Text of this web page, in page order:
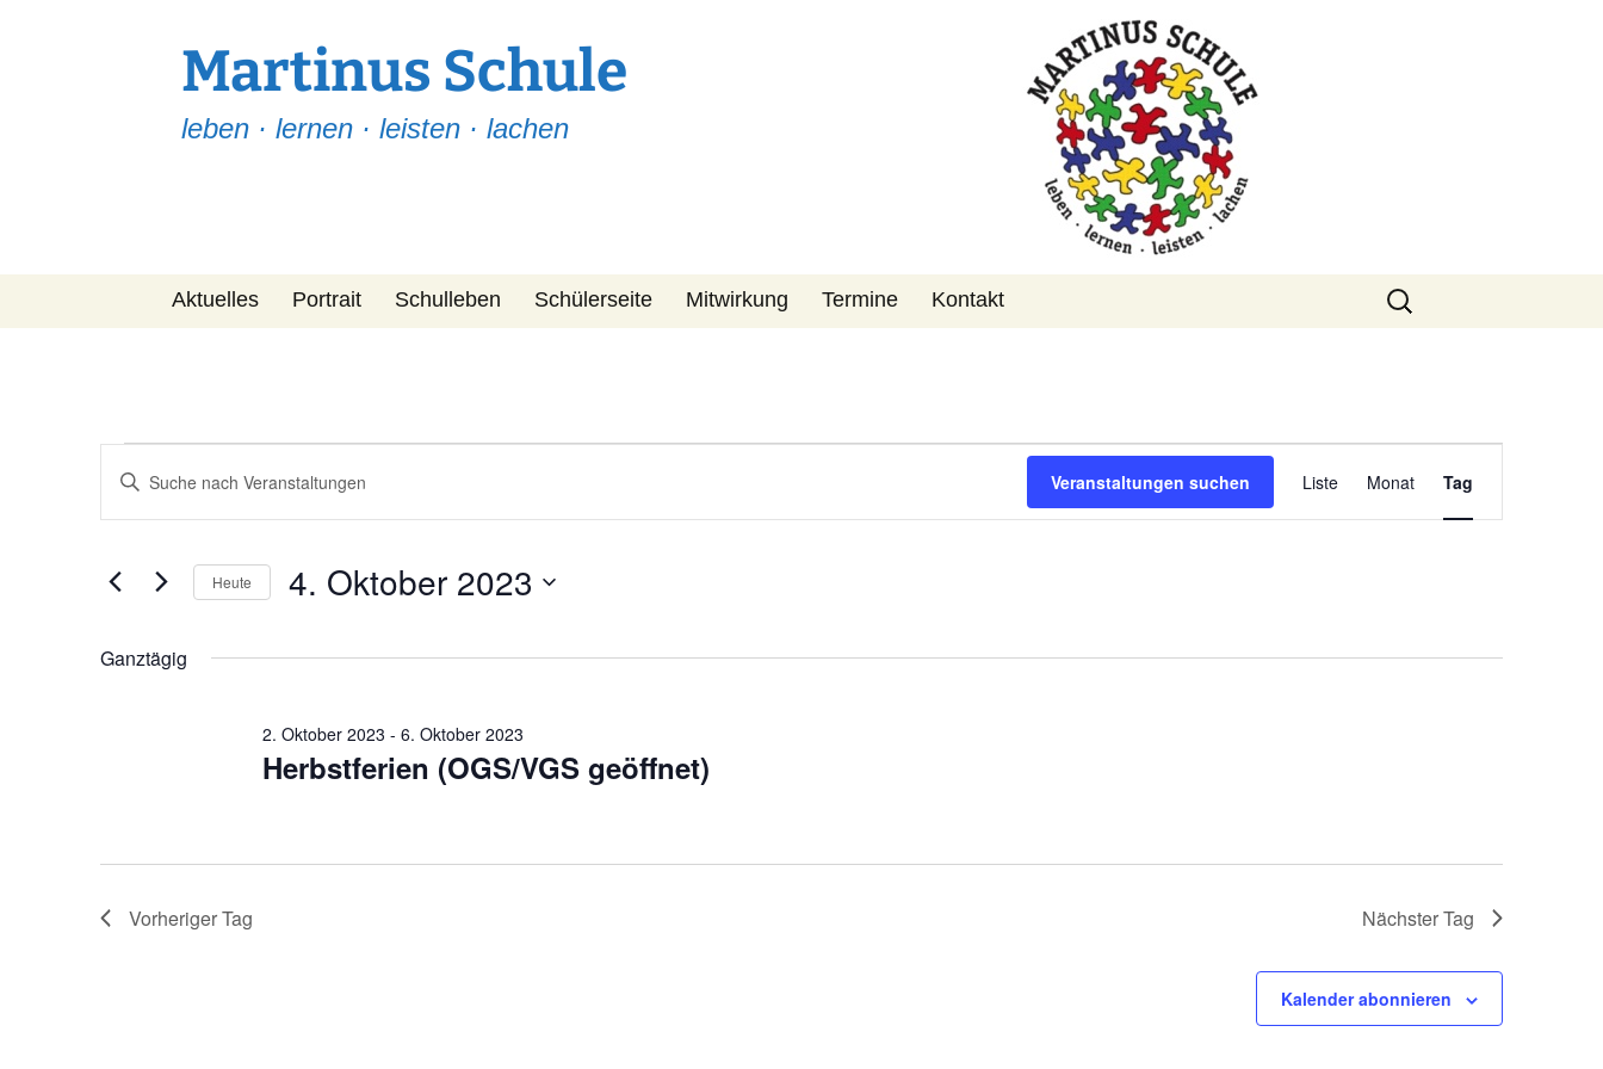
Martinus Schule
leben · lernen · leisten · lachen
Zum
Aktuelles Portrait
Fragen-ABC
Projekte
Ganztagsschule
Schulleben Schülerseite Mitwirkung
Förderverein
Termine Kontakt
Suchen
nach:
Veranstaltungen
für
4.
Oktober
2023
Suche
Ansichten,
Navigation
Bitte
nach
Veranstaltungen suchen
Ansichten-
Navigation
Liste Monat Tag
Heute 4. Oktober 2023
Ganztägig
Herbstferien (OGS/VGS geöffnet)
2. Oktober 2023 - 6. Oktober 2023
Vorheriger Tag Nächster Tag
Kalender abonnieren